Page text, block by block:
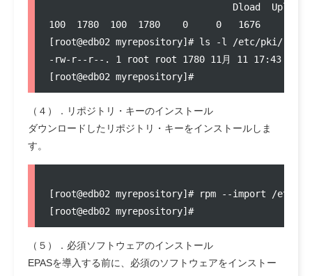
Dload  Upload
100  1780  100  1780    0     0   1676      0
[root@edb02 myrepository]# ls -l /etc/pki/rpm-gpg/
-rw-r--r--. 1 root root 1780 11月 11 17:43 /etc/pki/
（４）．リポジトリ・キーのインストール
ダウンロードしたリポジトリ・キーをインストールしま
す。
[root@edb02 myrepository]# rpm --import /etc/pki/
（５）．必須ソフトウェアのインストール
EPASを導入する前に、必須のソフトウェアをインストー